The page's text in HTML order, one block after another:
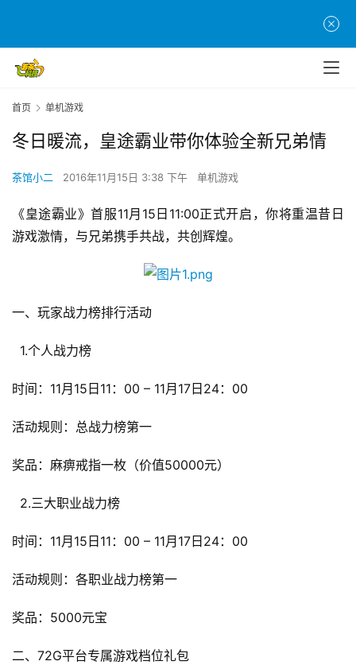
页
游
茶
创
游
业
首页 单机游戏
冬日暖流，皇途霸业带你体验全新兄弟情
茶馆小二 2016年11月15日 3:38 下午 单机游戏
《皇途霸业》首服11月15日11:00正式开启，你将重温昔日
游戏激情，与兄弟携手共战，共创辉煌。
一、玩家战力榜排行活动
1.个人战力榜
时间：11月15日11：00 – 11月17日24：00
活动规则：总战力榜第一
奖品：麻痹戒指一枚（价值50000元）
2.三大职业战力榜
时间：11月15日11：00 – 11月17日24：00
活动规则：各职业战力榜第一
奖品：5000元宝
二、72G平台专属游戏档位礼包